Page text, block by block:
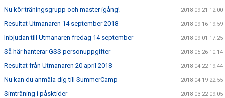
Nu kör träningsgrupp och master igång! 2018-09-21 12:00
Resultat Utmanaren 14 september 2018 2018-09-16 19:59
Inbjudan till Utmanaren fredag 14 september 2018-09-01 17:25
Så här hanterar GSS personuppgifter 2018-05-26 10:14
Resultat från Utmanaren 20 april 2018 2018-04-22 19:44
Nu kan du anmäla dig till SummerCamp 2018-04-19 22:55
Simträning i påsktider 2018-03-22 09:05